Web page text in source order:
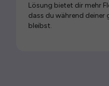
Lösung bietet dir mehr
dass du während deiner
bleibst.